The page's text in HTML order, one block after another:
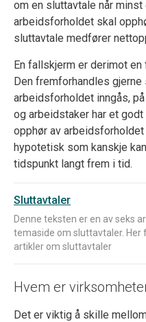
om en sluttavtale når
arbeidsforholdet skal
sluttavtale medfører
En fallskjerm er derimot
Den fremforhandles
arbeidsforholdet inngås,
og arbeidstaker har et
opphør av
hypotetisk som kanskje
tidspunkt langt frem i tid.
Sluttavtaler
Denne teksten er en av seks
temaside om sluttavtaler. Her
artikler om sluttavtaler
Hvem er
Det er viktig å skille